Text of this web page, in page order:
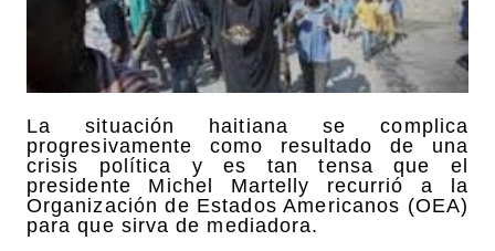
La situación haitiana se complica
progresivamente como resultado de una
crisis política y es tan tensa que el
presidente Michel Martelly recurrió a la
Organización de Estados Americanos (OEA)
para que sirva de mediadora.